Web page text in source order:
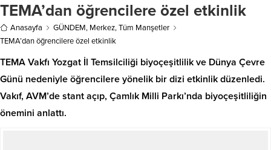
TEMA’dan öğrencilere özel etkinlik
Anasayfa GÜNDEM, Merkez,Tüm Manşetler
TEMA’dan öğrencilere özel etkinlik
TEMA Vakfı Yozgat İl Temsilciliği biyoçeşitlilik ve Dünya Çevre
Günü nedeniyle öğrencilere yönelik bir dizi etkinlik düzenledi.
Vakıf, AVM’de stant açıp, Çamlık Milli Parkı’nda biyoçeşitliliğin
önemini anlattı.